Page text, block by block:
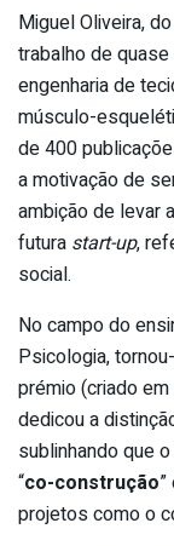
Miguel Oliveira,
trabalho de
engenharia de
músculo-
de 400
a motivação de
ambição de levar
futura start-up,
social.
No campo do
Psicologia,
prémio (criado
dedicou a
sublinhando que
“co-construção
projetos como o